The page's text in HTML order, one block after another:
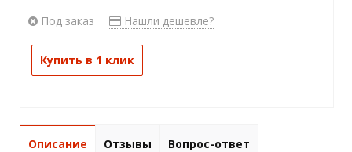
Под заказ Нашли дешевле?
Купить в 1 клик
Описание Отзывы Вопрос-ответ